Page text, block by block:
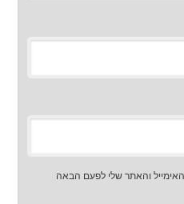
והאתר שלי לפעם הבאה